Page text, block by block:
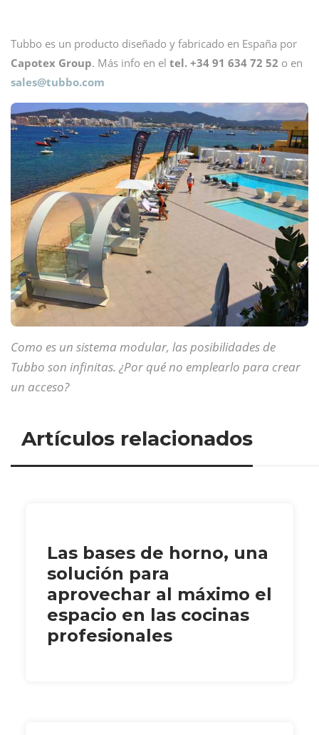
Tubbo es un producto diseñado y fabricado en España por
Capotex Group. Más info en el tel. +34 91 634 72 52 o en
sales@tubbo.com
Como es un sistema modular, las posibilidades de
Tubbo son infinitas. ¿Por qué no emplearlo para crear
un acceso?
Artículos relacionados
Las bases de horno, una
solución para
aprovechar al máximo el
espacio en las cocinas
profesionales